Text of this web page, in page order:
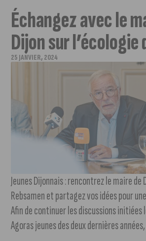
Échangez avec le
Dijon sur l’écologie
25 JANVIER, 2024
Jeunes Dijonnais : rencontrez le maire de
Rebsamen et partagez vos idées pour
Afin de continuer les discussions
Agoras jeunes des deux dernières